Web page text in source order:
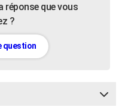
réponse que vous
?
question